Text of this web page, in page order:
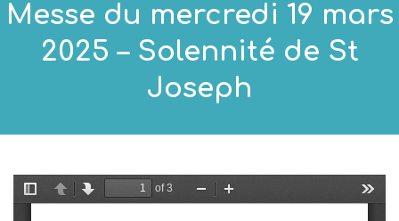
Messe du mercredi 19 mars
2025 – Solennité de St
Joseph